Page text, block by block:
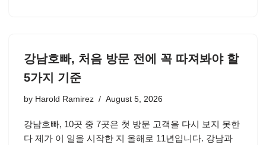
강남호빠, 처음 방문 전에 꼭 따져봐야 할
5가지 기준
by Harold Ramirez August 5, 2026
강남호빠, 10곳 중 7곳은 첫 방문 고객을 다시 보지 못한
다 제가 이 일을 시작한 지 올해로 11년입니다. 강남과